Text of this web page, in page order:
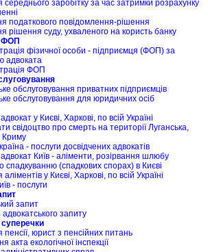
середнього заробітку за час затримки розрахунку
податкового повідомлення-рішення
рішення суду, ухваленого на користь банку
ФОП
фізичної особи - підприємця (ФОП) за
адвоката
ФОП
обслуговування приватних підприємців
обслуговування для юридичних осіб
у Києві, Харкові, по всій Україні
свідоцтво про смерть на території Луганська,
Криму
- послуги досвідчених адвокатів
Київ - аліменти, розірвання шлюбу
спадкуванню (спадкових спорах) в Києві
у Києві, Харкові, по всій Україні
- послуги
запит
запиту
суперечки
пенсії, юрист з пенсійних питань
акта екологічної інспекції